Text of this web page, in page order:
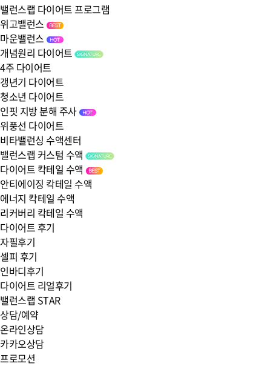
밸런스랩 다이어트 프로그램
위고밸런스
마운밸런스
개념원리 다이어트
4주 다이어트
갱년기 다이어트
청소년 다이어트
인핏 지방 분해 주사
위풍선 다이어트
비타밸런싱 수액센터
밸런스랩 커스텀 수액
다이어트 칵테일 수액
안티에이징 칵테일 수액
에너지 칵테일 수액
리커버리 칵테일 수액
다이어트 후기
자필후기
셀피 후기
인바디후기
다이어트 리얼후기
밸런스랩 STAR
상담/예약
온라인상담
카카오상담
프로모션